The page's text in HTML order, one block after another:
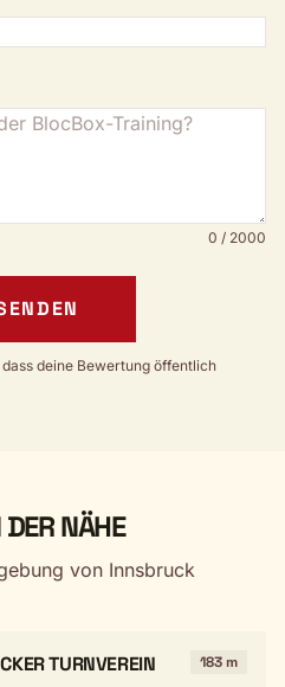
0 / 2000
deine Bewertung öffentlich
NÄHE
von Innsbruck
TURNVEREIN 183 m